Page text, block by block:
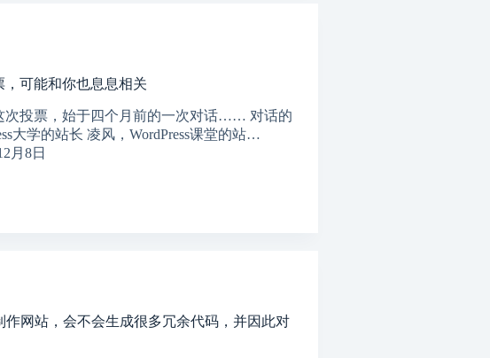
可能和你也息息相关
次投票，始于四个月前的一次对话…… 对话的
大学的站长 凌风，WordPress课堂的站…
月8日
作网站，会不会生成很多冗余代码，并因此对